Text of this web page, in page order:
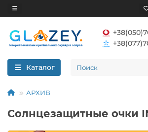
Каталог
АРХИВ
Солнцезащитные очки